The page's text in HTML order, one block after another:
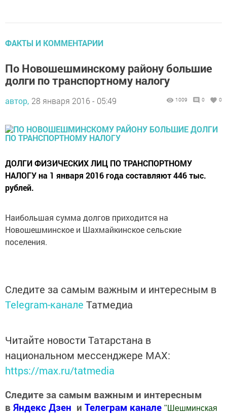
ФАКТЫ И КОММЕНТАРИИ
По Новошешминскому району большие
долги по транспортному налогу
автор, 28 января 2016 - 05:49 1009 0 0
ДОЛГИ ФИЗИЧЕСКИХ ЛИЦ ПО ТРАНСПОРТНОМУ
НАЛОГУ на 1 января 2016 года составляют 446 тыс.
рублей.
Наибольшая сумма долгов приходится на
Новошешминское и Шахмайкинское сельские
поселения.
Следите за самым важным и интересным в
Telegram-канале Татмедиа
Читайте новости Татарстана в
национальном мессенджере MАХ:
https://max.ru/tatmedia
Следите за самым важным и интересным
в Яндекс Дзен и Телеграм канале "Шешминская